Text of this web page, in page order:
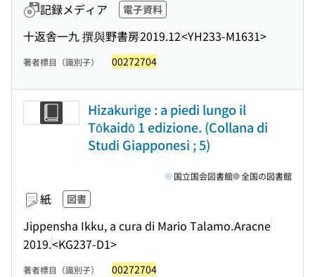
記録メディア 電子資料
十返舎一九 撰與野書房2019.12<YH233-M1631>
著者標目（識別子） 00272704
Hizakurige : a piedi lungo il
Tōkaidō 1 edizione. (Collana di
Studi Giapponesi ; 5)
紙 図書
Jippensha Ikku, a cura di Mario Talamo.Aracne
2019.<KG237-D1>
国立国会図書館 全国の図書館
著者標目（識別子） 00272704